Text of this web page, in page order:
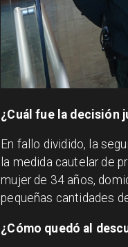
¿Cuál fue la decisión
En fallo dividido, la
la medida cautelar de
mujer de 34 años,
pequeñas cantidades
¿Cómo quedó al